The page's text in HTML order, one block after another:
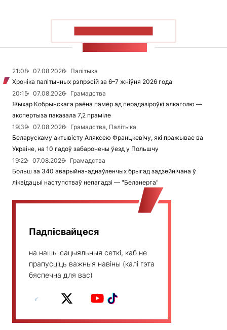
21:08 07.08.2026
Палітыка
Хроніка палітычных рэпрэсій за 6–7 жніўня 2026 года
20:15
07.08.2026
Грамадства
Жыхар Кобрынскага раёна памёр ад перадазіроўкі алкаголю —
экспертыза паказала 7,2 праміле
19:39
07.08.2026
Грамадства, Палітыка
Беларускаму актывісту Аляксею Францкевічу, які пражывае ва
Украіне, на 10 гадоў забаронены ўезд у Польшчу
19:22
07.08.2026
Грамадства
Больш за 340 аварыйна-аднаўленчых брыгад задзейнічана ў
ліквідацыі наступстваў непагадзі — "Белэнерга"
Падпісвайцеся
на нашы сацыяльныя сеткі, каб не
прапусціць важныя навіны (калі гэта
бяспечна для вас)